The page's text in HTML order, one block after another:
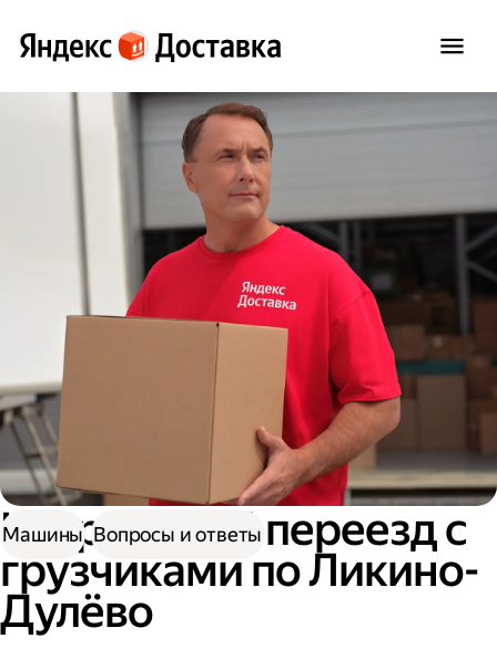
Квартирный переезд с
грузчиками по Ликино-
Дулёво
Машины Вопросы и ответы